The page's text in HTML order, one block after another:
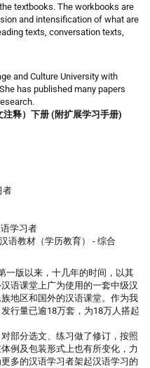
textbooks. The workbooks are
and intensification of what are
texts, conversation texts,
and Culture University with
has published many papers
释）下册 (附扩展学习手册)
者
学习者
语教材（学历教育） - 综合
一版以来，十几年的时间，以其
语课堂上广为使用的一套中级汉
地区和国外的汉语课堂。作为我
行量已逾18万套，为18万人搭起
部分选文、练习做了修订，按照
例及包装形式上也有所变化，力
多的汉语学习者架起汉语学习的